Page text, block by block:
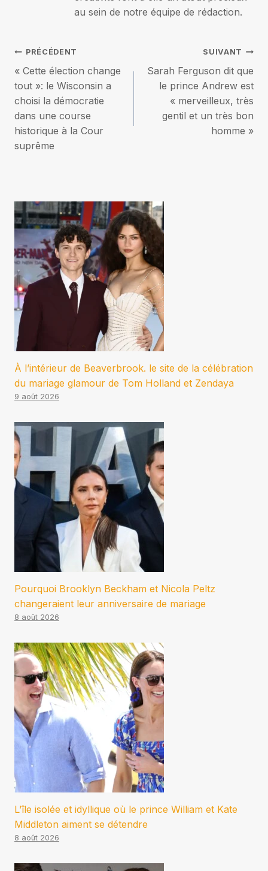
au sein de notre équipe de rédaction.
Navigation
de
l’article
PRÉCÉDENT
« Cette élection change
tout »: le Wisconsin a
choisi la démocratie
dans une course
historique à la Cour
suprême
SUIVANT
Sarah Ferguson dit que
le prince Andrew est
« merveilleux, très
gentil et un très bon
homme »
À l’intérieur de Beaverbrook. le site de la célébration
du mariage glamour de Tom Holland et Zendaya
9 août 2026
Pourquoi Brooklyn Beckham et Nicola Peltz
changeraient leur anniversaire de mariage
8 août 2026
L’île isolée et idyllique où le prince William et Kate
Middleton aiment se détendre
8 août 2026